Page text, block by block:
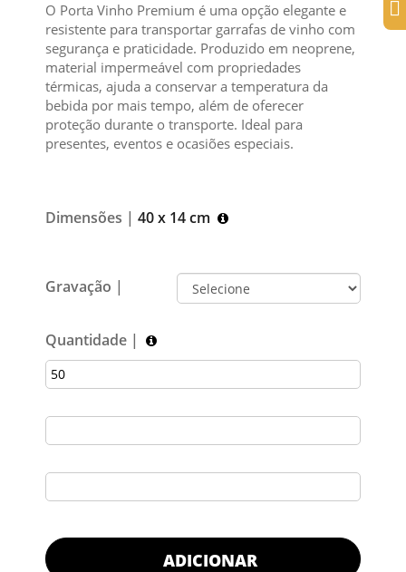
O Porta Vinho Premium é uma opção elegante e
resistente para transportar garrafas de vinho com
segurança e praticidade. Produzido em neoprene,
material impermeável com propriedades
térmicas, ajuda a conservar a temperatura da
bebida por mais tempo, além de oferecer
proteção durante o transporte. Ideal para
presentes, eventos e ocasiões especiais.
Dimensões | 40 x 14 cm
Gravação |
Quantidade |
ADICIONAR